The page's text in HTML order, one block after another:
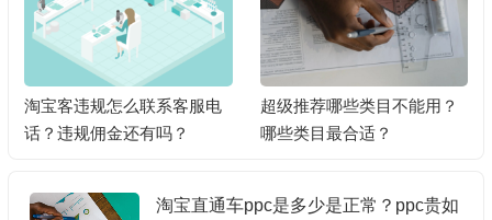
淘宝客违规怎么联系客服电
话？违规佣金还有吗？
超级推荐哪些类目不能用？
哪些类目最合适？
淘宝直通车ppc是多少是正常？ppc贵如